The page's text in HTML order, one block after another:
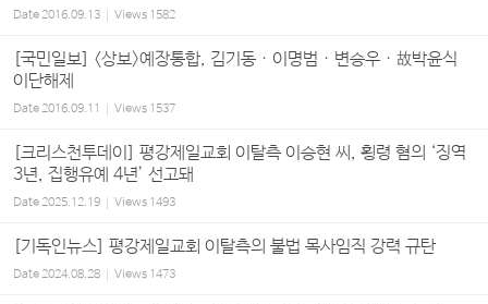
Date2016.09.13 Views 1582
[국민일보] <상보>예장통합, 김기동 · 이명범 · 변승우 · 故박윤식
이단해제
Date2016.09.11 Views 1537
[크리스천투데이] 평강제일교회 이탈측 이승현 씨, 횡령 혐의 ‘징역
3년, 집행유예 4년’ 선고돼
Date2025.12.19 Views 1493
[기독인뉴스] 평강제일교회 이탈측의 불법 목사임직 강력 규탄
Date2024.08.28 Views 1473